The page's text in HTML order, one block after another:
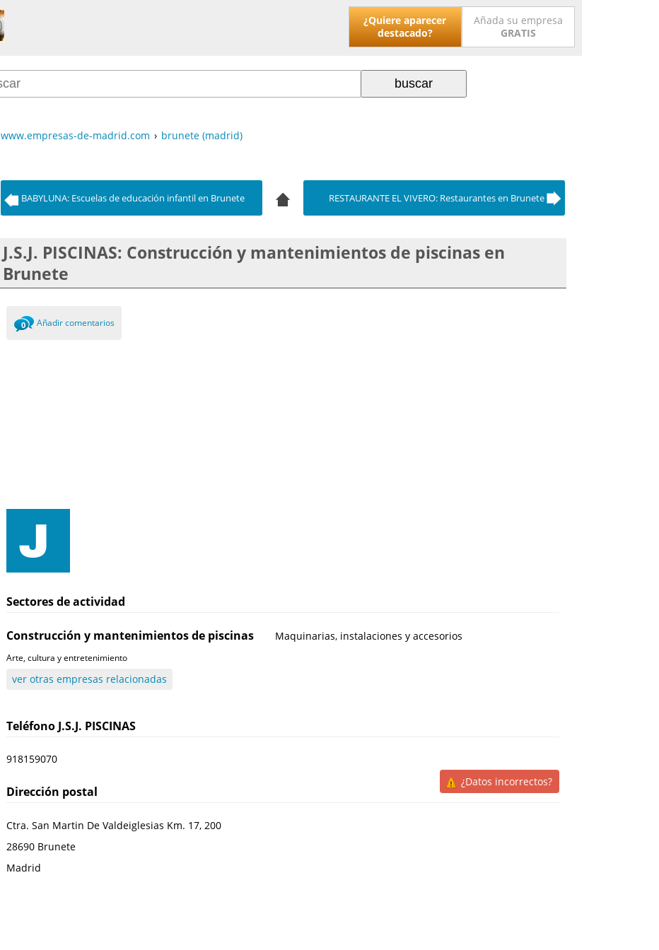
¿Quiere aparecer
destacado?
Añada su empresa
GRATIS
www.empresas-de-madrid.com › brunete (madrid)
BABYLUNA: Escuelas de educación infantil en Brunete RESTAURANTE EL VIVERO: Restaurantes en Brunete
J.S.J. PISCINAS: Construcción y mantenimientos de piscinas en
Brunete
0 Añadir comentarios
Sectores de actividad
Construcción y mantenimientos de piscinas Maquinarias, instalaciones y accesorios
Arte, cultura y entretenimiento
ver otras empresas relacionadas
Teléfono J.S.J. PISCINAS
918159070
¿Datos incorrectos?
Dirección postal
Ctra. San Martin De Valdeiglesias Km. 17, 200
28690 Brunete
Madrid